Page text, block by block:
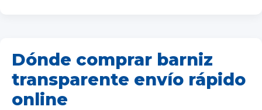
Dónde comprar barniz
transparente envío rápido
online